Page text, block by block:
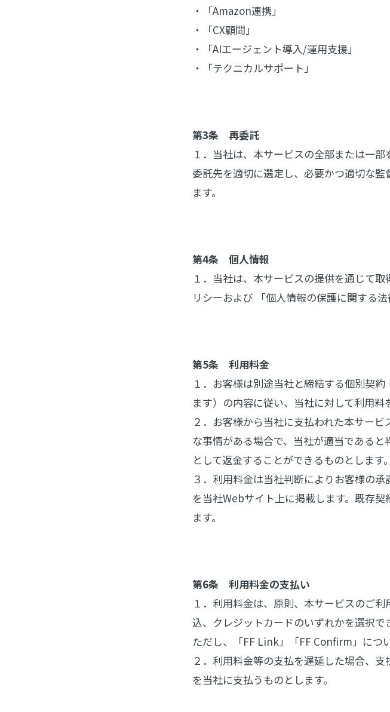
・「Amazon連携」
・「CX顧問」
・「AIエージェント導入/運用支援」
・「テクニカルサポート」
第3条 再委託
１．当社は、本サービスの全部または一
委託先を適切に選定し、必要かつ適切な
ます。
第4条 個人情報
１．当社は、本サービスの提供を通じて
リシーおよび 「個人情報の保護に関する
第5条 利用料金
１．お客様は別途当社と締結する個別契
ます）の内容に従い、当社に対して利用料
２．お客様から当社に支払われた本サー
な事情がある場合で、当社が適当である
として返金することができるものとします。
３．利用料金は当社判断によりお客様の
を当社Webサイト上に掲載します。既存
ます。
第6条 利用料金の支払い
１．利用料金は、原則、本サービスのご
込、クレジットカードのいずれかを選択で
ただし、「FF Link」「FF Confirm」につ
２．利用料金等の支払を遅延した場合、
を当社に支払うものとします。